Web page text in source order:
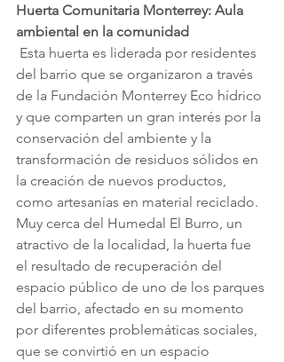
Huerta Comunitaria Monterrey: Aula
ambiental en la comunidad
Esta huerta es liderada por residentes
del barrio que se organizaron a través
de la Fundación Monterrey Eco hídrico
y que comparten un gran interés por la
conservación del ambiente y la
transformación de residuos sólidos en
la creación de nuevos productos,
como artesanías en material reciclado.
Muy cerca del Humedal El Burro, un
atractivo de la localidad, la huerta fue
el resultado de recuperación del
espacio público de uno de los parques
del barrio, afectado en su momento
por diferentes problemáticas sociales,
que se convirtió en un espacio